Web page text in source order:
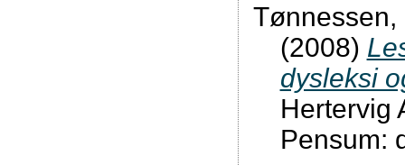
Tønnessen,
(2008)
dysleksi
Hertervig
Pensum: